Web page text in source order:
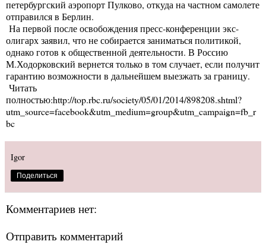
петербургский аэропорт Пулково, откуда на частном самолете
отправился в Берлин.
На первой после освобождения пресс-конференции экс-
олигарх заявил, что не собирается заниматься политикой,
однако готов к общественной деятельности. В Россию
М.Ходорковский вернется только в том случает, если получит
гарантию возможности в дальнейшем выезжать за границу.
Читать
полностью:http://top.rbc.ru/society/05/01/2014/898208.shtml?
utm_source=facebook&utm_medium=group&utm_campaign=fb_r
bc
Igor
Поделиться
Комментариев нет:
Отправить комментарий